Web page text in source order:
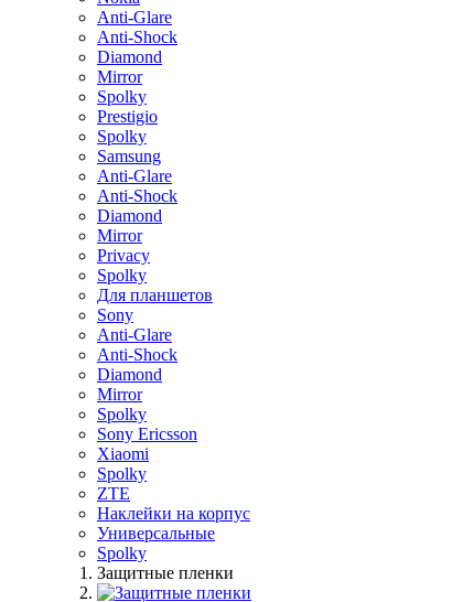
Anti-Glare
Anti-Shock
Diamond
Mirror
Spolky
Prestigio
Spolky
Samsung
Anti-Glare
Anti-Shock
Diamond
Mirror
Privacy
Spolky
Для планшетов
Sony
Anti-Glare
Anti-Shock
Diamond
Mirror
Spolky
Sony Ericsson
Xiaomi
Spolky
ZTE
Наклейки на корпус
Универсальные
Spolky
Защитные пленки